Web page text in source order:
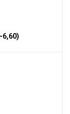
6,60)